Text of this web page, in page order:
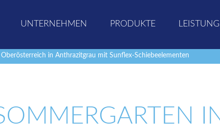
UNTERNEHMEN PRODUKTE
in Anthrazitgrau mit Sunflex-Schiebeelementen